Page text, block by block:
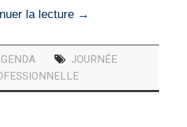
la lecture →
JOURNÉE